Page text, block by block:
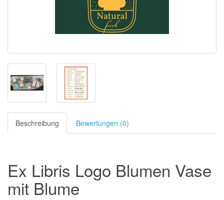
Beschreibung Bewertungen (0)
Ex Libris Logo Blumen Vase
mit Blume